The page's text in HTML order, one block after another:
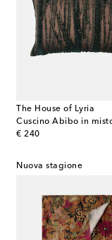
The House of Lyria
€ 240
original price
Nuova stagione